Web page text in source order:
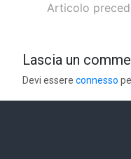
Articolo
Lascia un
Devi essereconnesso